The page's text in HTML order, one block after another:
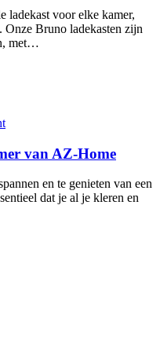
ladekast voor elke kamer,
Onze Bruno ladekasten zijn
met…
van AZ-Home
en te genieten van een
dat je al je kleren en